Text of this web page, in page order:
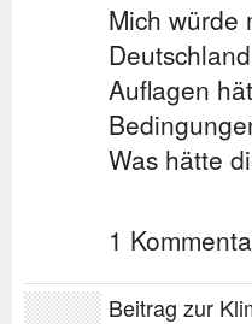
Mich würde
Auflagen
Was hätte
1
Beitrag zur